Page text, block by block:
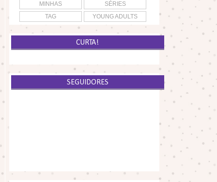
MINHAS
SÉRIES
TAG
YOUNG ADULTS
CURTA!
SEGUIDORES